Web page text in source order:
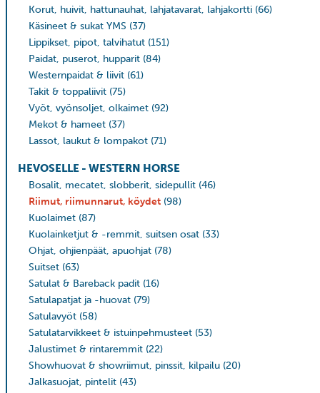
Korut, huivit, hattunauhat, lahjatavarat, lahjakortti (66)
Käsineet & sukat YMS (37)
Lippikset, pipot, talvihatut (151)
Paidat, puserot, hupparit (84)
Westernpaidat & liivit (61)
Takit & toppaliivit (75)
Vyöt, vyönsoljet, olkaimet (92)
Mekot & hameet (37)
Lassot, laukut & lompakot (71)
HEVOSELLE - WESTERN HORSE
Bosalit, mecatet, slobberit, sidepullit (46)
Riimut, riimunnarut, köydet (98)
Kuolaimet (87)
Kuolainketjut & -remmit, suitsen osat (33)
Ohjat, ohjienpäät, apuohjat (78)
Suitset (63)
Satulat & Bareback padit (16)
Satulapatjat ja -huovat (79)
Satulavyöt (58)
Satulatarvikkeet & istuinpehmusteet (53)
Jalustimet & rintaremmit (22)
Showhuovat & showriimut, pinssit, kilpailu (20)
Jalkasuojat, pintelit (43)